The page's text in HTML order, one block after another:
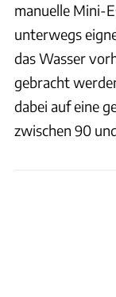
manuelle Mini-
unterwegs
das Wasser
gebracht
dabei auf eine
zwischen 90